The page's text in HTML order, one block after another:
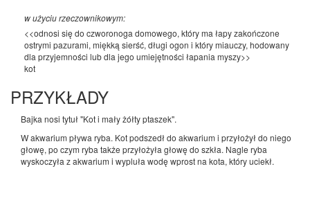
w użyciu rzeczownikowym:
<<odnosi się do czworonoga domowego, który ma łapy zakończone
ostrymi pazurami, miękką sierść, długi ogon i który miauczy, hodowany
dla przyjemności lub dla jego umiejętności łapania myszy>>
kot
PRZYKŁADY
Bajka nosi tytuł "Kot i mały żółty ptaszek".
W akwarium pływa ryba. Kot podszedł do akwarium i przyłożył do niego
głowę, po czym ryba także przyłożyła głowę do szkła. Nagle ryba
wyskoczyła z akwarium i wypluła wodę wprost na kota, który uciekł.